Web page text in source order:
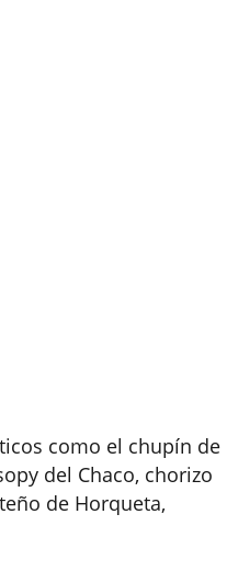
como el chupín de
del Chaco, chorizo
de Horqueta,